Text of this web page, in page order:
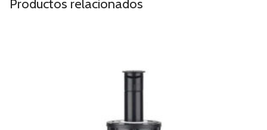
Productos relacionados